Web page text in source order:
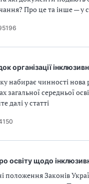
Про це та інше — у
організації
набирає чинності
загальної середньої
далі у статті
освіту щодо
положення Законів